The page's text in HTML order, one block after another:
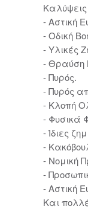
- Αστική
- Οδική
- Υλικές
- Θραύση
- Πυρός.
- Πυρός
- Κλοπή
- Φυσικά
- Ίδιες
-
- Νομική
-
- Αστική
Και